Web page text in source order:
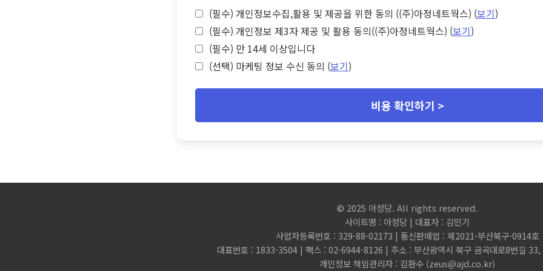
(필수) 개인정보수집,활용 및 제공을 위한 동의 ((주)아정네트웍스) (보기)
(필수) 개인정보 제3자 제공 및 활용 동의((주)아정네트웍스) (보기)
(필수) 만 14세 이상입니다
(선택) 마케팅 정보 수신 동의 (보기)
비용 확인하기 >
© 2025 아정당. All rights reserved.
사이트명 : 아정당 | 대표자 : 김민기
사업자등록번호 : 329-88-02173 | 통신판매업 : 제2021-부산북구-0914호
대표번호 : 1833-3504 | 팩스 : 02-6944-8126 | 주소 : 부산광역시 북구 금곡대로8번길 33,
개인정보 책임관리자 : 김환수 (zeus@ajd.co.kr)